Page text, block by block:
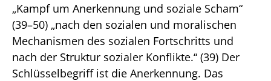
„Kampf um Anerkennung und soziale Scham“
(39–50) „nach den sozialen und moralischen
Mechanismen des sozialen Fortschritts und
nach der Struktur sozialer Konflikte.“ (39) Der
Schlüsselbegriff ist die Anerkennung. Das